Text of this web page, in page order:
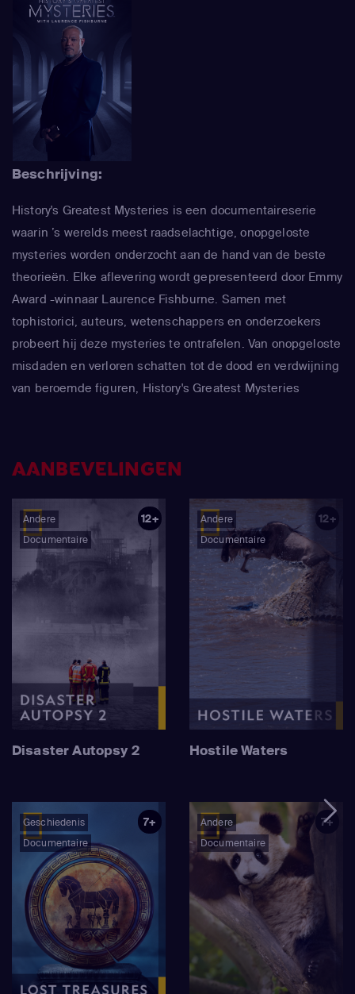
Beschrijving:
History's Greatest Mysteries is een documentaireserie
waarin ’s werelds meest raadselachtige, onopgeloste
mysteries worden onderzocht aan de hand van de beste
theorieën. Elke aflevering wordt gepresenteerd door Emmy
Award -winnaar Laurence Fishburne. Samen met
tophistorici, auteurs, wetenschappers en onderzoekers
probeert hij deze mysteries te ontrafelen. Van onopgeloste
misdaden en verloren schatten tot de dood en verdwijning
van beroemde figuren, History's Greatest Mysteries
AANBEVELINGEN
Andere
Documentaire
12+
Disaster Autopsy 2
Andere
Documentaire
12+
Hostile Waters
Geschiedenis
Documentaire
7+
Andere
Documentaire
7+